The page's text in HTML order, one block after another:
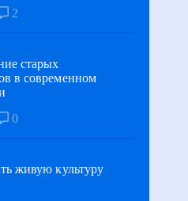
2
старых
в современном
0
живую культуру